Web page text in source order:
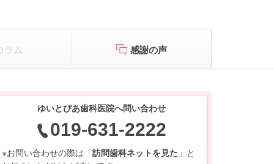
ラム 感謝の声
ゆいとぴあ歯科医院へ問い合わせ
019-631-2222
※お問い合わせの際は「訪問歯科ネットを見た 」と